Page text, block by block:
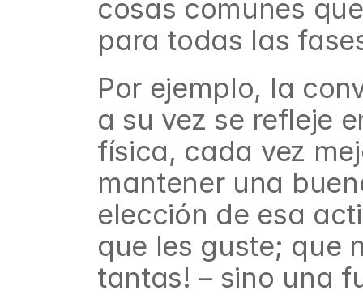
cosas comunes
para todas las
Por ejemplo, la
a su vez se refleje
física, cada vez
mantener una
elección de esa
que les guste; que
tantas! – sino una